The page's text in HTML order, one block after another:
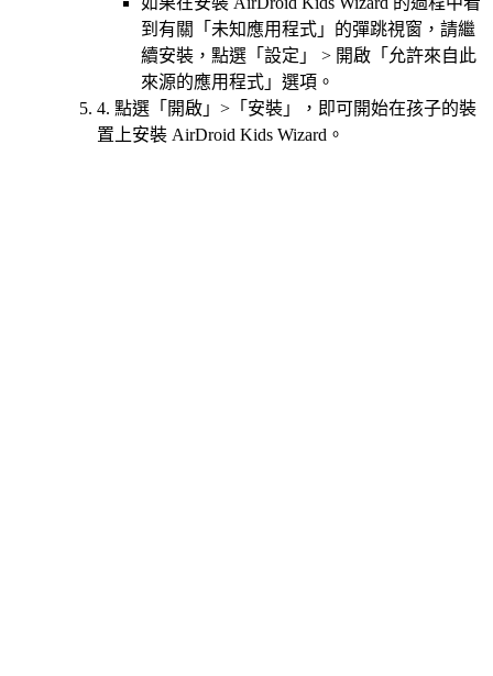
到有關「未知應用程式」的彈跳視窗，請繼
續安裝，點選「設定」 > 開啟「允許來自此
來源的應用程式」選項。
4. 點選「開啟」>「安裝」，即可開始在孩子的裝
置上安裝 AirDroid Kids Wizard。